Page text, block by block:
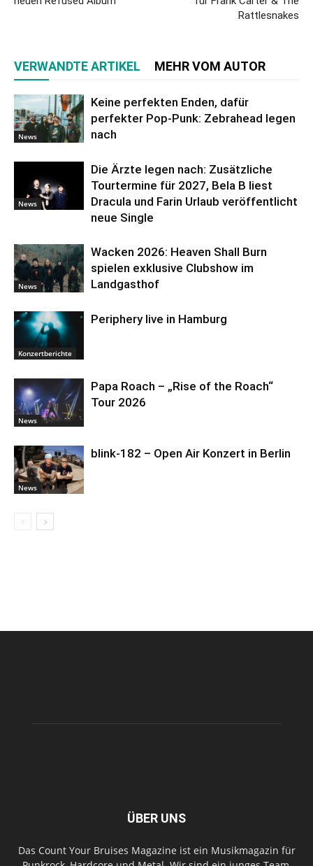
Rattlesnakes
VERWANDTE ARTIKEL MEHR VOM AUTOR
News
Keine perfekten Enden, dafür
perfekter Pop-Punk: Zebrahead legen
nach
News
Die Ärzte legen nach: Zusätzliche
Tourtermine für 2027, Bela B liest
Dracula und Farin Urlaub veröffentlicht
neue Single
News
Wacken 2026: Heaven Shall Burn
spielen exklusive Clubshow im
Landgasthof
Konzertberichte
Periphery live in Hamburg
News
Papa Roach – „Rise of the Roach“
Tour 2026
News
blink-182 – Open Air Konzert in Berlin
ÜBER UNS
Das Count Your Bruises Magazine ist ein Musikmagazin für